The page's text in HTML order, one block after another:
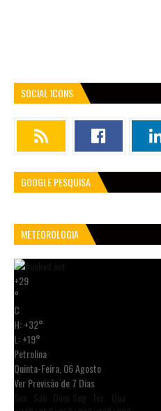
SOCIAL ICONS
GOOGLE PESQUISA
METEOROLOGIA
+29
°
C
H:+32°
L:+19°
Petrolina
Quinta-Feira, 06 Agosto
Ver Previsão de 7 Dias